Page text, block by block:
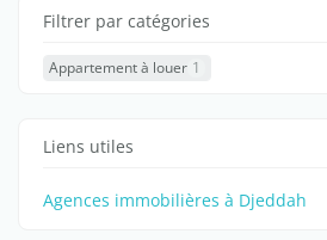
Filtrer par catégories
Appartement à louer 1
Liens utiles
Agences immobilières à Djeddah